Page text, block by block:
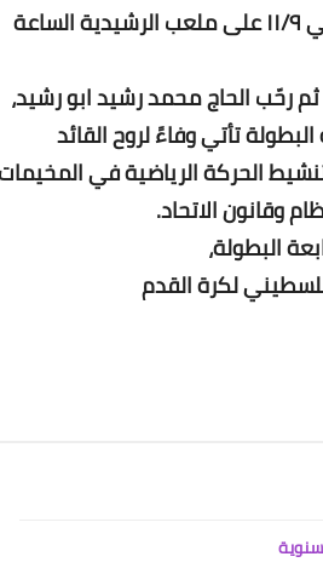
بمباراة بين منتخب فلسطين الشتات ونادي السلام صور يوم الاحد الواقع في ١١/٩ على ملعب الرشيدية الساعة
رحّب الحاج محمد رشيد ابو رشيد،
تأتي وفاءً لروح القائد
الحركة الرياضية في المخيمات
البطولة،
لكرة القدم
Www.albuss.net
24 أغسطس 2019